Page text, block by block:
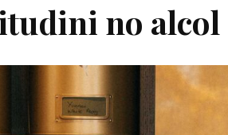
no alcol